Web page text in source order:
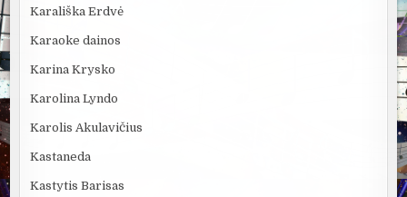
Karališka Erdvė
Karaoke dainos
Karina Krysko
Karolina Lyndo
Karolis Akulavičius
Kastaneda
Kastytis Barisas